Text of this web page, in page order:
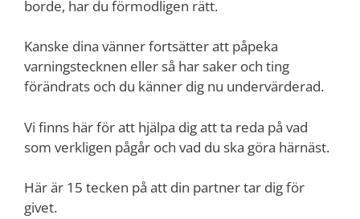
borde, har du förmodligen rätt.
Kanske dina vänner fortsätter att påpeka
varningstecknen eller så har saker och ting
förändrats och du känner dig nu undervärderad.
Vi finns här för att hjälpa dig att ta reda på vad
som verkligen pågår och vad du ska göra härnäst.
Här är 15 tecken på att din partner tar dig för
givet.